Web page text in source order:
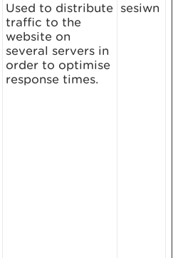
Used to distribute
traffic to the
website on
several servers in
order to optimise
response times.
sesiwn